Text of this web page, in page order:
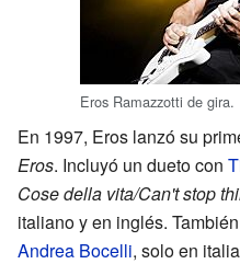
Eros Ramazzotti de gira.
En 1997, Eros lanzó su
Eros. Incluyó un dueto con
Cose della vita/Can't stop
italiano y en inglés.
Andrea Bocelli, solo en